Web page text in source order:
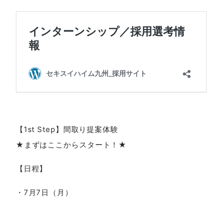
【1st Step】間取り提案体験
★まずはここからスタート！★
【日程】
・7月7日（月）